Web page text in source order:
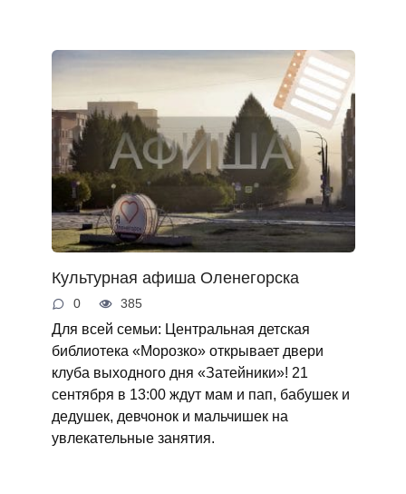
Культурная афиша Оленегорска
0 385
Для всей семьи: Центральная детская
библиотека «Морозко» открывает двери
клуба выходного дня «Затейники»! 21
сентября в 13:00 ждут мам и пап, бабушек и
дедушек, девчонок и мальчишек на
увлекательные занятия.